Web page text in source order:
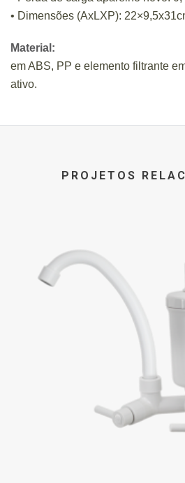
• Dimensões (AxLXP):
Material:
em ABS, PP e elemento filtrante
ativo.
PROJETOS